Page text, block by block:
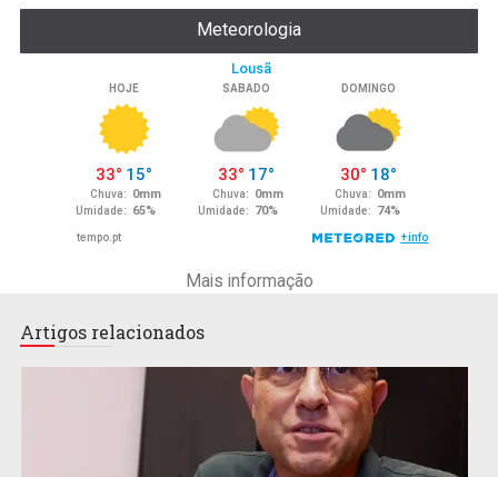
Meteorologia
Mais informação
Artigos relacionados